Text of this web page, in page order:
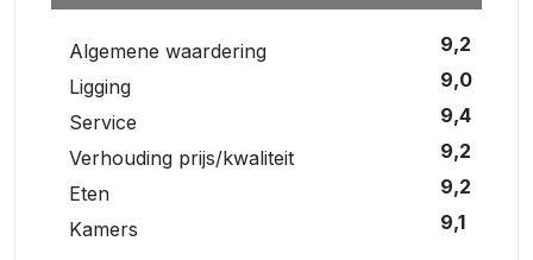
Algemene waardering
9,2
Ligging
9,0
Service
9,4
Verhouding prijs/kwaliteit
9,2
Eten
9,2
Kamers
9,1